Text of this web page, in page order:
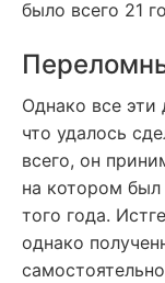
было всего 21
Однако все
что удалось
всего, он
на котором был
того года.
однако